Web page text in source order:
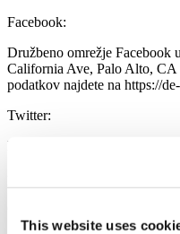
This website uses
Facebook:
Družbeno omrežje Facebook
California Ave, Palo Alto,
podatkov najdete na https://
Twitter:
Družbeno omrežje Twitter